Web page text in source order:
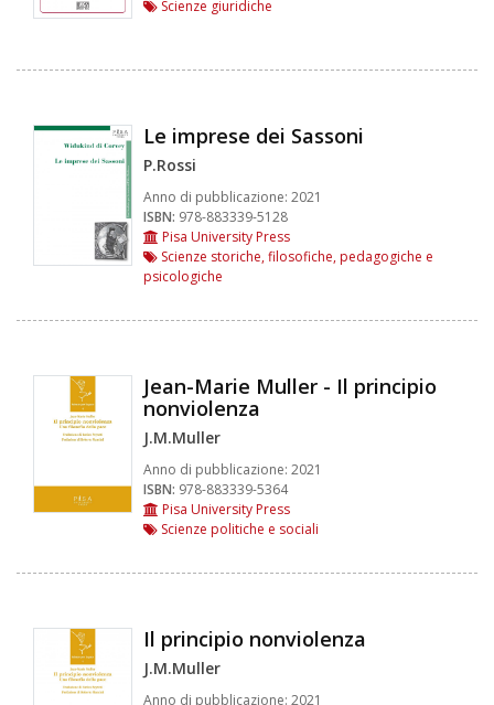
Scienze giuridiche
Le imprese dei Sassoni
P.Rossi
Anno di pubblicazione: 2021
ISBN: 978-883339-5128
Pisa University Press
Scienze storiche, filosofiche, pedagogiche e
psicologiche
Jean-Marie Muller - Il principio
nonviolenza
J.M.Muller
Anno di pubblicazione: 2021
ISBN: 978-883339-5364
Pisa University Press
Scienze politiche e sociali
Il principio nonviolenza
J.M.Muller
Anno di pubblicazione: 2021